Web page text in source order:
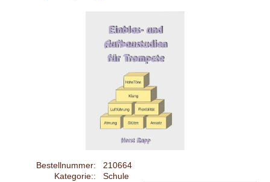
Bestellnummer:
210664
Kategorie::
Schule